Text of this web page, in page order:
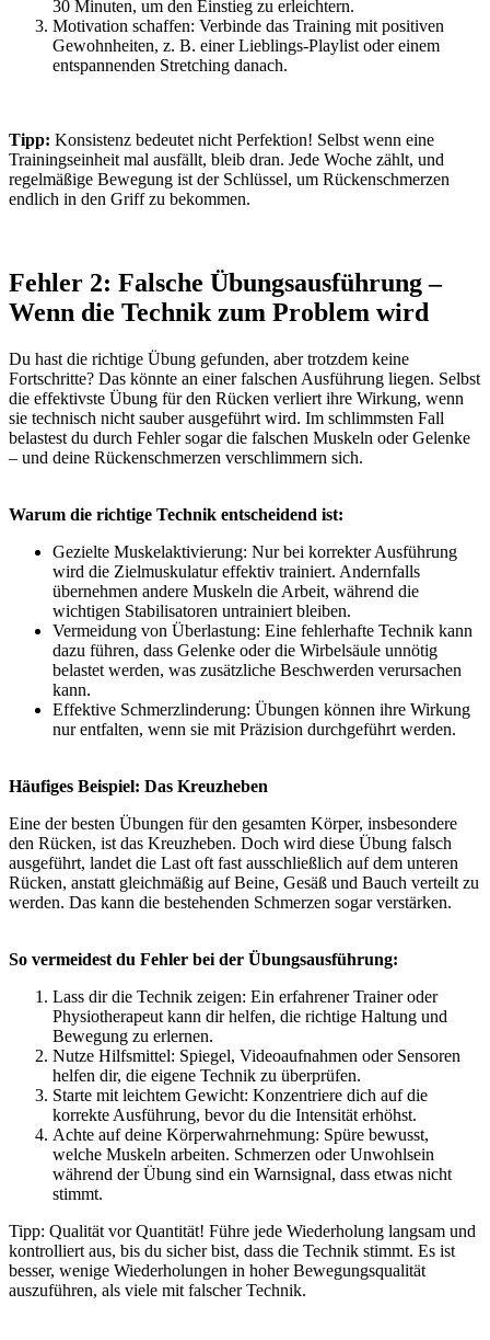
30 Minuten, um den Einstieg zu erleichtern.
Motivation schaffen: Verbinde das Training mit positiven
Gewohnheiten, z. B. einer Lieblings-Playlist oder einem
entspannenden Stretching danach.
Tipp: Konsistenz bedeutet nicht Perfektion! Selbst wenn eine
Trainingseinheit mal ausfällt, bleib dran. Jede Woche zählt, und
regelmäßige Bewegung ist der Schlüssel, um Rückenschmerzen
endlich in den Griff zu bekommen.
Fehler 2: Falsche Übungsausführung –
Wenn die Technik zum Problem wird
Du hast die richtige Übung gefunden, aber trotzdem keine
Fortschritte? Das könnte an einer falschen Ausführung liegen. Selbst
die effektivste Übung für den Rücken verliert ihre Wirkung, wenn
sie technisch nicht sauber ausgeführt wird. Im schlimmsten Fall
belastest du durch Fehler sogar die falschen Muskeln oder Gelenke
– und deine Rückenschmerzen verschlimmern sich.
Warum die richtige Technik entscheidend ist:
Gezielte Muskelaktivierung: Nur bei korrekter Ausführung
wird die Zielmuskulatur effektiv trainiert. Andernfalls
übernehmen andere Muskeln die Arbeit, während die
wichtigen Stabilisatoren untrainiert bleiben.
Vermeidung von Überlastung: Eine fehlerhafte Technik kann
dazu führen, dass Gelenke oder die Wirbelsäule unnötig
belastet werden, was zusätzliche Beschwerden verursachen
kann.
Effektive Schmerzlinderung: Übungen können ihre Wirkung
nur entfalten, wenn sie mit Präzision durchgeführt werden.
Häufiges Beispiel: Das Kreuzheben
Eine der besten Übungen für den gesamten Körper, insbesondere
den Rücken, ist das Kreuzheben. Doch wird diese Übung falsch
ausgeführt, landet die Last oft fast ausschließlich auf dem unteren
Rücken, anstatt gleichmäßig auf Beine, Gesäß und Bauch verteilt zu
werden. Das kann die bestehenden Schmerzen sogar verstärken.
So vermeidest du Fehler bei der Übungsausführung:
Lass dir die Technik zeigen: Ein erfahrener Trainer oder
Physiotherapeut kann dir helfen, die richtige Haltung und
Bewegung zu erlernen.
Nutze Hilfsmittel: Spiegel, Videoaufnahmen oder Sensoren
helfen dir, die eigene Technik zu überprüfen.
Starte mit leichtem Gewicht: Konzentriere dich auf die
korrekte Ausführung, bevor du die Intensität erhöhst.
Achte auf deine Körperwahrnehmung: Spüre bewusst,
welche Muskeln arbeiten. Schmerzen oder Unwohlsein
während der Übung sind ein Warnsignal, dass etwas nicht
stimmt.
Tipp: Qualität vor Quantität! Führe jede Wiederholung langsam und
kontrolliert aus, bis du sicher bist, dass die Technik stimmt. Es ist
besser, wenige Wiederholungen in hoher Bewegungsqualität
auszuführen, als viele mit falscher Technik.